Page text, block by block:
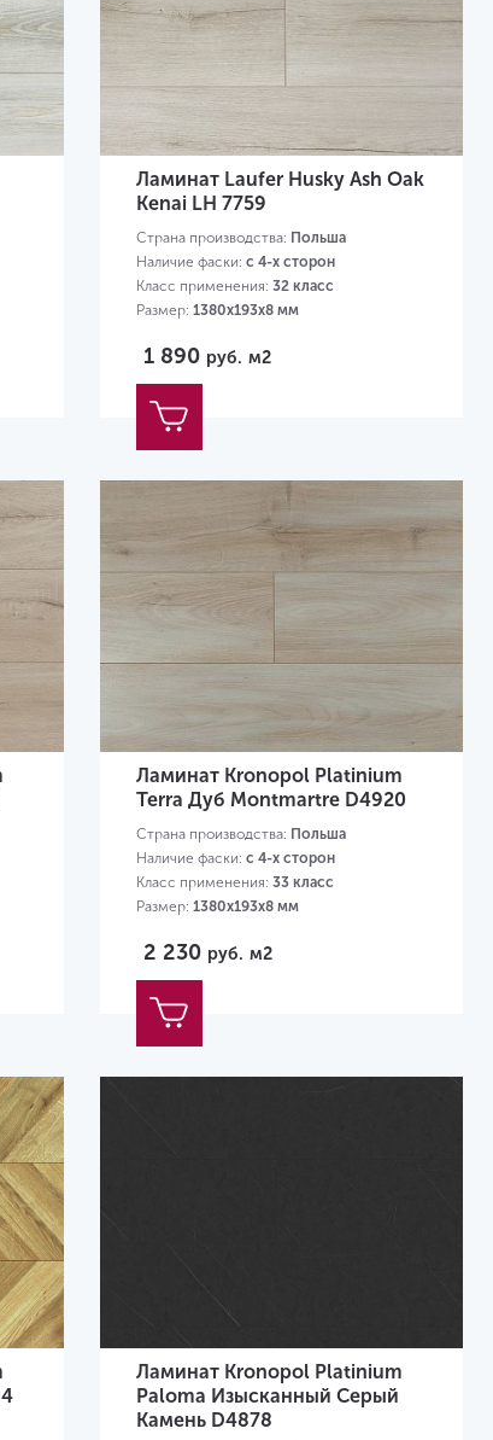
Ламинат Laufer Husky Ash Oak
Kenai LH 7759
Страна производства: Польша
Наличие фаски: с 4-х сторон
Класс применения: 32 класс
Размер: 1380х193х8 мм
1 890 руб. м2
Ламинат Kronopol Platinium
Terra Дуб Montmartre D4920
Страна производства: Польша
Наличие фаски: с 4-х сторон
Класс применения: 33 класс
Размер: 1380х193х8 мм
2 230 руб. м2
Ламинат Kronopol Platinium
Paloma Изысканный Серый
Камень D4878